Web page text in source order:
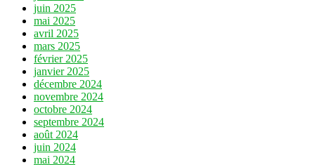
juin 2025
mai 2025
avril 2025
mars 2025
février 2025
janvier 2025
décembre 2024
novembre 2024
octobre 2024
septembre 2024
août 2024
juin 2024
mai 2024